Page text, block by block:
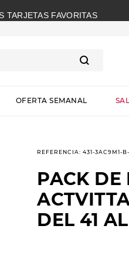
TARJETAS FAVORITAS
OFERTA SEMANAL
REFERENCIA:431-3AC9M1-
PACK DE
DEL 41